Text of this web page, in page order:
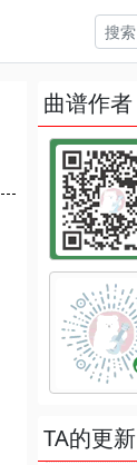
曲谱作者
TA的更新